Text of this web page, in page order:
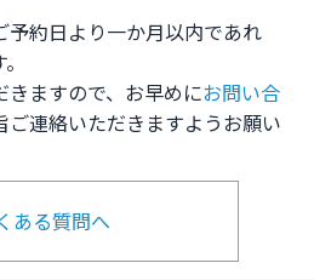
予約日より一か月以内であれ
ますので、お早めにお問い合
ご連絡いただきますようお願い
ある質問へ